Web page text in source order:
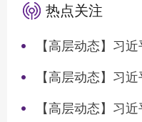
热点关注
【高层动态】习